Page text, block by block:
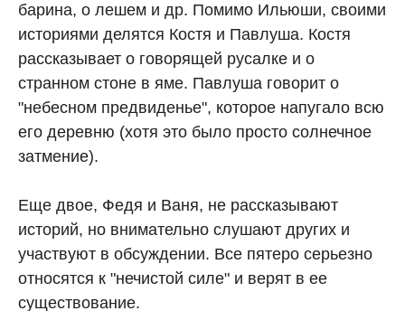
барина, о лешем и др. Помимо Ильюши, своими
историями делятся Костя и Павлуша. Костя
рассказывает о говорящей русалке и о
странном стоне в яме. Павлуша говорит о
"небесном предвиденье", которое напугало всю
его деревню (хотя это было просто солнечное
затмение).
Еще двое, Федя и Ваня, не рассказывают
историй, но внимательно слушают других и
участвуют в обсуждении. Все пятеро серьезно
относятся к "нечистой силе" и верят в ее
существование.